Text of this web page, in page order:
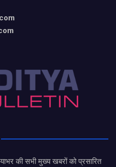
की सभी मुख्य खबरों को प्रसारित